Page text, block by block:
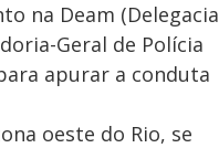
na Deam (Delegacia
Geral de Polícia
apurar a conduta
oeste do Rio, se